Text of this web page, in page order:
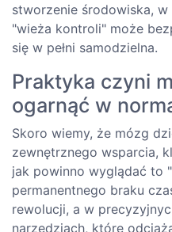
stworzenie środowiska,
"wieża kontroli" może
się w pełni samodzielna.
Praktyka czyni
ogarnąć w
Skoro wiemy, że mózg
zewnętrznego wsparcia,
jak powinno wyglądać to
permanentnego braku
rewolucji, a w
narzędziach, które